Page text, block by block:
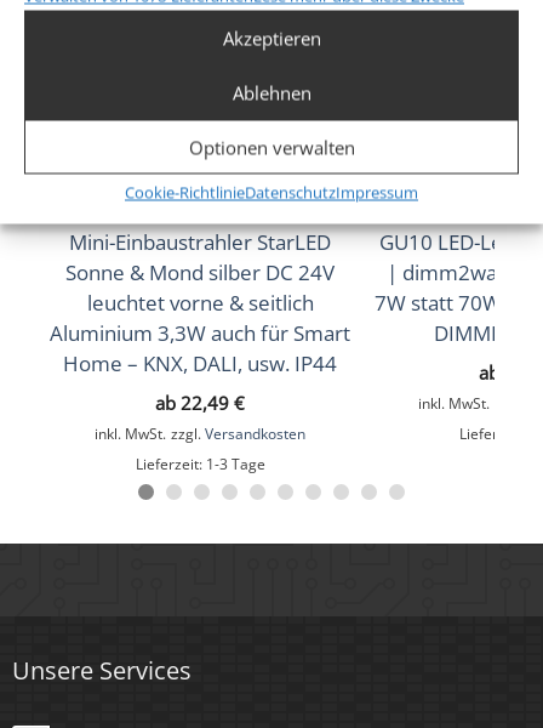
Akzeptieren
Ablehnen
Optionen verwalten
Cookie-RichtlinieDatenschutzImpressum
(Warmweiß)),540lm(4000K (Neutralweiß))
2700K (Warmweiß), 3000K (Warmweiß), 4000K
Farbwiedergabe (CRI / Ra)
93
Schutzklasse (IP)
IP20
Mittlere Lebensdauer
MR16 / GU5.3
Mini-Einbaustrahler StarLED
Sonne & Mond silber DC 24V
leuchtet vorne & seitlich
Aluminium 3,3W auch für Smart
Home – KNX, DALI, usw. IP44
ab 22,49 €
inkl. MwSt. zzgl.Versandkosten
Lieferzeit: 1-3 Tage
GU10 LED-
| dimm2warm
7W statt 70W |
DIMMBAR
ab
inkl. MwSt.
Lieferzeit:
Unsere Services